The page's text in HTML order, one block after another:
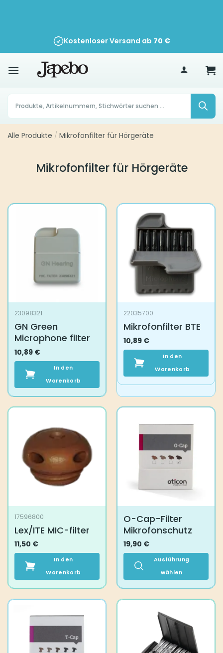
Kostenloser Versand ab 70 €
Products
search
Alle Produkte / Mikrofonfilter für Hörgeräte
Mikrofonfilter für Hörgeräte
23098321
GN Green
Microphone filter
10,89 €
In den
Warenkorb
22035700
Mikrofonfilter BTE
10,89 €
In den
Warenkorb
17596800
Lex/ITE MIC-filter
11,50 €
In den
Warenkorb
O-Cap-Filter
Mikrofonschutz
19,90 €
Ausführung
wählen